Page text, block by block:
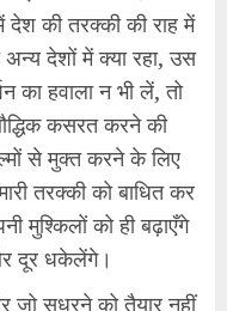
की तरक्की की राह में
देशों में क्या रहा, उस
का हवाला न भी लें, तो
कसरत करने की
से मुक्त करने के लिए
तरक्की को बाधित कर
मुश्किलों को ही बढ़ाएँगे
दूर धकेलेंगे।
जो सुधरने को तैयार नहीं